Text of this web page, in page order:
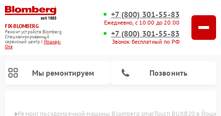
FIX-BLOMBERG
Ремонт устройств Blomberg
Специализированный
cервисный центр г.Йошкар-
Ола
+7 (800) 301-55-83
Ежедневно, с 10:00 до 20:00
+7 (800) 301-55-83
Звонок бесплатный по РФ
Мы ремонтируем Позвонить
Оле Ремонт посудомоечной машины Blomberg smarTouch BUXB20 в